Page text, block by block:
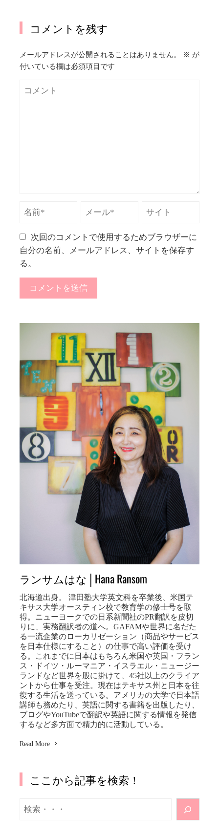
コメントを残す
メールアドレスが公開されることはありません。 ※ が
付いている欄は必須項目です
次回のコメントで使用するためブラウザーに
自分の名前、メールアドレス、サイトを保存す
る。
ランサムはな│Hana Ransom
北海道出身。 津田塾大学英文科を卒業後、米国テ
キサス大学オースティン校で教育学の修士号を取
得。ニューヨークでの日系新聞社のPR翻訳を皮切
りに、実務翻訳者の道へ。GAFAMや世界に名だた
る一流企業のローカリゼーション（商品やサービス
を日本仕様にすること）の仕事で高い評価を受け
る。これまでに日本はもちろん米国や英国・フラン
ス・ドイツ・ルーマニア・イスラエル・ニュージー
ランドなど世界を股に掛けて、45社以上のクライア
ントから仕事を受注。現在はテキサス州と日本を往
復する生活を送っている。アメリカの大学で日本語
講師も務めたり、英語に関する書籍を出版したり、
ブログやYouTubeで翻訳や英語に関する情報を発信
するなど多方面で精力的に活動している。
Read More
ここから記事を検索！
索